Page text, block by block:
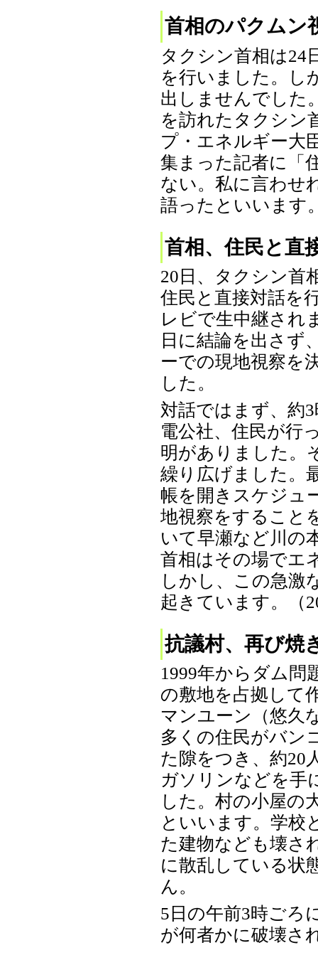
首相のパクムン
タクシン首相は24
を行いました。し
出しませんでした
を訪れたタクシン
プ・エネルギー大
集まった記者に「
ない。私に言わせ
語ったといいます
首相、住民と直
20日、タクシン首
住民と直接対話を
レビで生中継され
日に結論を出さず
ーでの現地視察を
した。
対話ではまず、約
電公社、住民が行
明がありました。
繰り広げました。
帳を開きスケジュ
地視察をすること
いて早瀬など川の
首相はその場でエ
しかし、この急激
起きています。（
抗議村、再び焼
1999年からダム問
の敷地を占拠して
マンユーン（悠久
多くの住民がバン
た隙をつき、約20
ガソリンなどを手
した。村の小屋の
といいます。学校
た建物なども壊さ
に散乱している状
ん。
5日の午前3時ごろ
が何者かに破壊さ